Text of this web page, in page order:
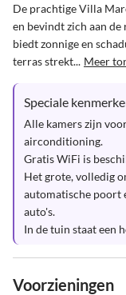
De prachtige Villa
en bevindt zich aan
biedt zonnige en
terras strekt... Meer
Speciale
Alle kamers zijn
airconditioning.
Gratis WiFi is
Het grote, volledig
automatische poort
auto's.
In de tuin staat een
Voorzieningen